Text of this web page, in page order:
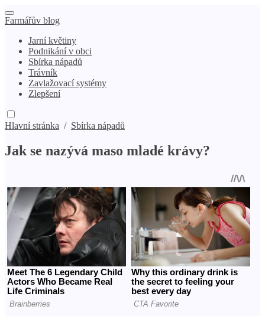
Farmářův blog
Jarní květiny
Podnikání v obci
Sbírka nápadů
Trávník
Zavlažovací systémy
Zlepšení
Hlavní stránka / Sbírka nápadů
Jak se nazývá maso mladé krávy?